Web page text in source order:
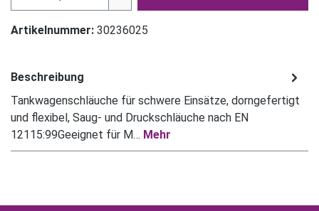
Artikelnummer: 30236025
Beschreibung
Tankwagenschläuche für schwere Einsätze, dorngefertigt
und flexibel, Saug- und Druckschläuche nach EN
12115:99Geeignet für M… Mehr